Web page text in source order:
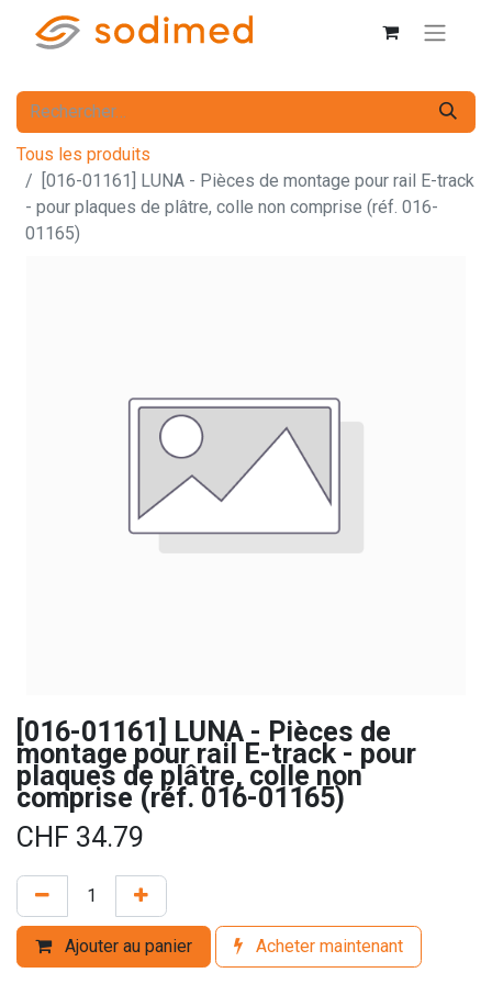
Tous les produits
[016-01161] LUNA - Pièces de montage pour rail E-track
- pour plaques de plâtre, colle non comprise (réf. 016-
01165)
[016-01161] LUNA - Pièces de
montage pour rail E-track - pour
plaques de plâtre, colle non
comprise (réf. 016-01165)
CHF 34.79
Ajouter au panier Acheter maintenant